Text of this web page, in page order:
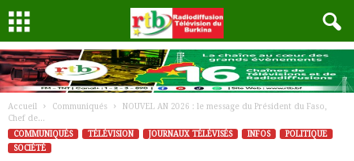
Accueil Communiqués
NOUVEL AN 2026 : le message du Président du Faso,
Chef de...
COMMUNIQUÉS
TÉLÉVISION JOURNAUX TÉLÉVISÉS INFOS
POLITIQUE
SOCIÉTÉ